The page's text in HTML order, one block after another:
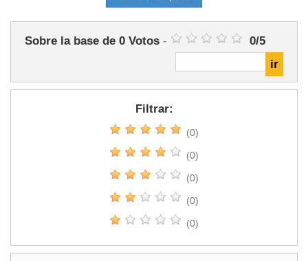
Sobre la base de 0 Votos - 0/5
Filtrar:
(0)
(0)
(0)
(0)
(0)